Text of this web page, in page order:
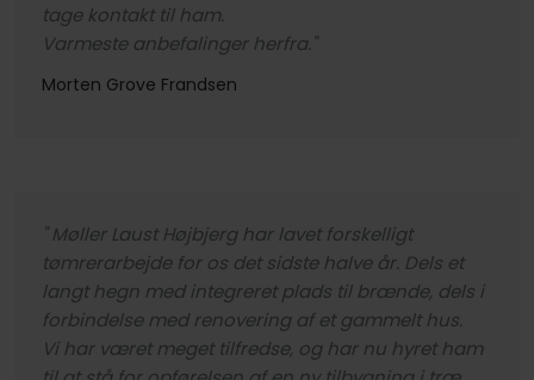
tage kontakt til ham.
Varmeste anbefalinger herfra."
Morten Grove Frandsen​
​​" Møller Laust Højbjerg har lavet forskelligt
tømrerarbejde for os det sidste halve år. Dels et
langt hegn med integreret plads til brænde, dels i
forbindelse med renovering af et gammelt hus.
Vi har været meget tilfredse, og har nu hyret ham